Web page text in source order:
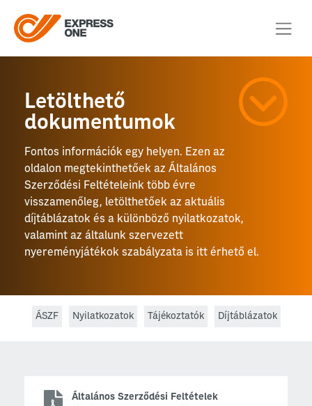
Letölthető
dokumentumok
Fontos információk egy helyen. Ezen az
oldalon megtekinthetőek az Általános
Szerződési Feltételeink több évre
visszamenőleg, letölthetőek az aktuális
díjtáblázatok és a különböző nyilatkozatok,
valamint az általunk szervezett
nyereményjátékok szabályzata is itt érhető el.
ÁSZF Nyilatkozatok Tájékoztatók Díjtáblázatok
Általános Szerződési Feltételek